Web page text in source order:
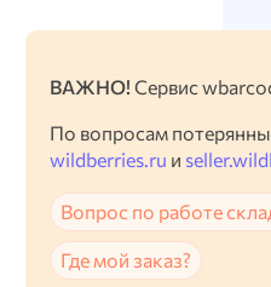
ВАЖНО! Сервис
По вопросам
wildberries.ru и
Вопрос по работе
Где мой заказ?